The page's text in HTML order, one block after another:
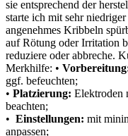
sie ‍entsprechend der
starte ich mit sehr
angenehmes Kribbeln⁣
⁢auf ⁣Rötung oder ‍Irritation
‌reduziere oder ⁢abbreche.
Merkhilfe: •
ggf. befeuchten;
•⁢ Platzierung: Elektroden
beachten;
• ‌ Einstellungen: mit
anpassen;